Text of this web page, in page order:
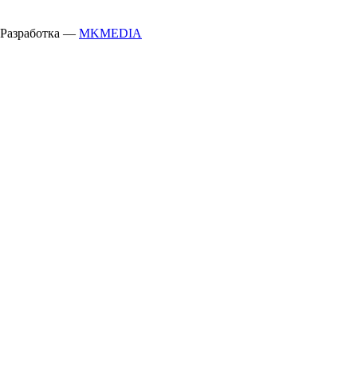
Разработка — MKMEDIA